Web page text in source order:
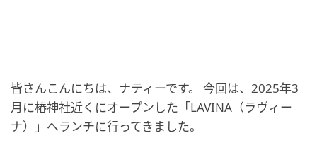
皆さんこんにちは、ナティーです。 今回は、2025年3
月に椿神社近くにオープンした「LAVINA（ラヴィー
ナ）」へランチに行ってきました。